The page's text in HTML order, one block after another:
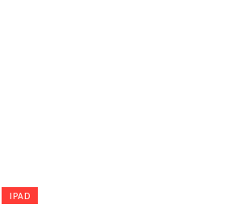
IPAD